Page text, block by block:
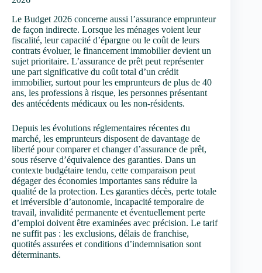
Le Budget 2026 concerne aussi l’assurance emprunteur
de façon indirecte. Lorsque les ménages voient leur
fiscalité, leur capacité d’épargne ou le coût de leurs
contrats évoluer, le financement immobilier devient un
sujet prioritaire. L’assurance de prêt peut représenter
une part significative du coût total d’un crédit
immobilier, surtout pour les emprunteurs de plus de 40
ans, les professions à risque, les personnes présentant
des antécédents médicaux ou les non-résidents.
Depuis les évolutions réglementaires récentes du
marché, les emprunteurs disposent de davantage de
liberté pour comparer et changer d’assurance de prêt,
sous réserve d’équivalence des garanties. Dans un
contexte budgétaire tendu, cette comparaison peut
dégager des économies importantes sans réduire la
qualité de la protection. Les garanties décès, perte totale
et irréversible d’autonomie, incapacité temporaire de
travail, invalidité permanente et éventuellement perte
d’emploi doivent être examinées avec précision. Le tarif
ne suffit pas : les exclusions, délais de franchise,
quotités assurées et conditions d’indemnisation sont
déterminants.